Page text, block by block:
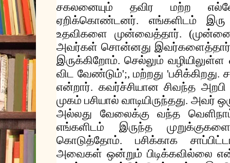
சகலனையும் தவிர மற்ற
ஏறிக்கொண்டனர். எங்களிடம்
இரு
உதவிகளை முன்வைத்தார். (
அவர்கள் சொன்னது
இருக்கிறோம்.செல்லும் வழியிலுள்ள
விட வேண்டும்';,மற்றது 'பசிக்கிறது.
என்றார். கவர்ச்சியான சிவந்த அறபி
முகம் பசியால் வாடியிருந்தது. அவர்
அல்லது
வேலைக்கு வந்த
எங்களிடம்
இருந்த
கொடுத்தோம்.பசிக்காக
அவைகள் ஒன்றும் பிடிக்கவில்லை